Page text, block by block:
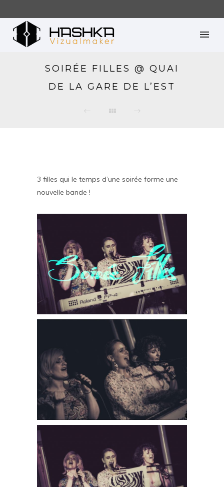
SOIRÉE FILLES @ QUAI
DE LA GARE DE L’EST
3 filles qui le temps d’une soirée forme une
nouvelle bande !